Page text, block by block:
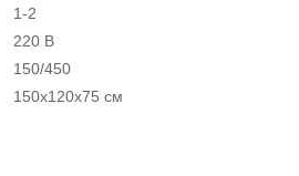
1-2
220 В
150/450
150х120х75 см